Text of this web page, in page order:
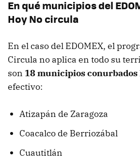
En qué municipios del
Hoy No circula
En el caso del EDOMEX, el
Circula no aplica en todo su
son 18 municipios conurbados
efectivo:
Atizapán de Zaragoza
Coacalco de Berriozábal
Cuautitlán